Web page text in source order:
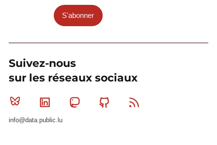
S'abonner
Suivez-nous
sur les réseaux sociaux
Bluesky Linkedin MastodonGithub
info@data.public.lu